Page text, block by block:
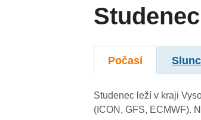
Studenec
Počasí
Studenec leží v kraji
(ICON, GFS, ECMWF).